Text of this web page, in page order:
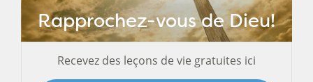
Rapprochez-vous de Dieu!
Recevez des leçons de vie gratuites ici